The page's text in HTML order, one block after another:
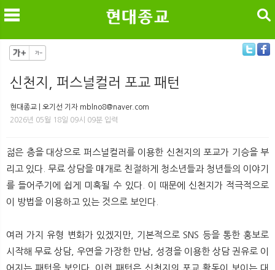
검색
신천지, 퍼스널컬러 포교 패턴
현대종교 | 오기선 기자 mblno8@naver.com
2026년 05월 18일 09시 09분 입력
젊은 층을 대상으로 퍼스널컬러를 이용한 신천지의 포교가 기승을 부
리고 있다. 무료 상담을 매개로 친절하게 청소년들과 청년들의 이야기
를 들어주기에 쉽게 미혹될 수 있다. 이 때문에 신천지가 적극적으로
이 방법을 이용하고 있는 것으로 보인다.
여러 가지 유형 변화가 있겠지만, 기본적으로 SNS 등을 통한 홍보로
시작해 무료 상담, 우연을 가장한 만남, 성경을 이용한 상담 권유로 이
어지는 패턴을 보인다. 이런 패턴은 신천지의 포교 활동이 보이는 대